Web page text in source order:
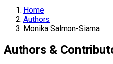
Home
Authors
Monika Salmon-Siama
Authors &